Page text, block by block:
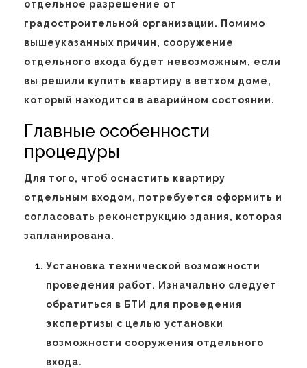
отдельное разрешение от
градостроительной организации. Помимо
вышеуказанных причин, сооружение
отдельного входа будет невозможным, если
вы решили купить квартиру в ветхом доме,
который находится в аварийном состоянии.
Главные особенности
процедуры
Для того, чтоб оснастить квартиру
отдельным входом, потребуется оформить и
согласовать реконструкцию здания, которая
запланирована.
Установка технической возможности
проведения работ. Изначально следует
обратиться в БТИ для проведения
экспертизы с целью установки
возможности сооружения отдельного
входа.